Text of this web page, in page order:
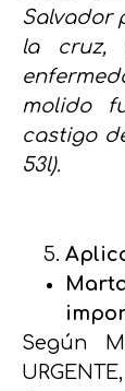
Salvador
la cruz,
molido
castigo
53l).
Según